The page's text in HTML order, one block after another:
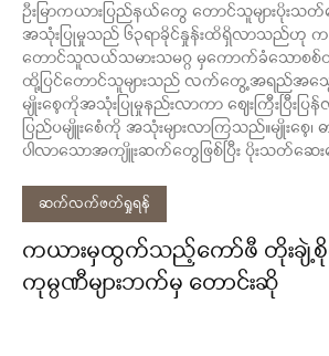
ဦးမြာကယားပြည်နယ်တွေ တောင်သူများပိုးသတ်
အသုံးပြုမှုသည် ၆၃ရာခိုင်နှုန်းထိရှိလာသည်ဟု က
တောင်သူလယ်သမားသမဂ္ဂ မှကောက်ခံသောစ
ထို့ပြင်တောင်သူများသည် လက်တွေ့အရည်အသွေ
မျိုးစေ့ကိုအသုံးပြုမှုနည်းလာကာ ဈေးကြီးပြီးပ
ပြည်ပမျိူးစေံကို အသုံးများလာကြသည်။မျိုးစေ့
ပါလာသောအကျိူးဆက်တွေဖြစ်ပြီး ပိုးသတ်ဆ
ဆက်လက်ဖတ်ရှုရန်
ကယားမှထွက်သည့်ကော်ဖီ တိုးချဲ့စို
ကုမ္ပဏီများဘက်မှ တောင်းဆို